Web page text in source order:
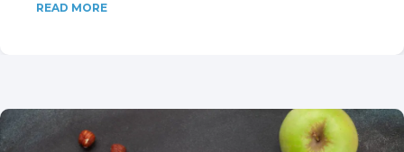
READ MORE